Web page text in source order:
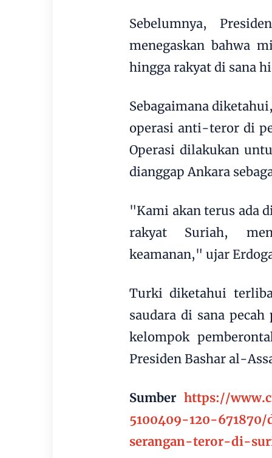
Sebelumnya,
menegaskan bahwa
hingga rakyat di sana
Sebagaimana
operasi anti-teror di
Operasi dilakukan
dianggap Ankara
"Kami akan terus ada
rakyat Suriah,
keamanan," ujar
Turki diketahui
saudara di sana
kelompok
Presiden Bashar al-
Sumber https://
5100409-120-
serangan-teror-di-